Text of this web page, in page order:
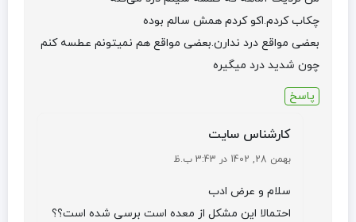
چکاب کردم.اکو کردم همش سالم بوده
بعضی مواقع درد ندارن.بعضی مواقع هم نمیتونم عطسه کنم
چون شدید درد میگیره
پاسخ
کارشناس سایت
بهمن 28, 1402 در 3:43 ب.ظ
سلام و عرض ادب
احتمالا این مشکل از معده است برسی شده است؟؟